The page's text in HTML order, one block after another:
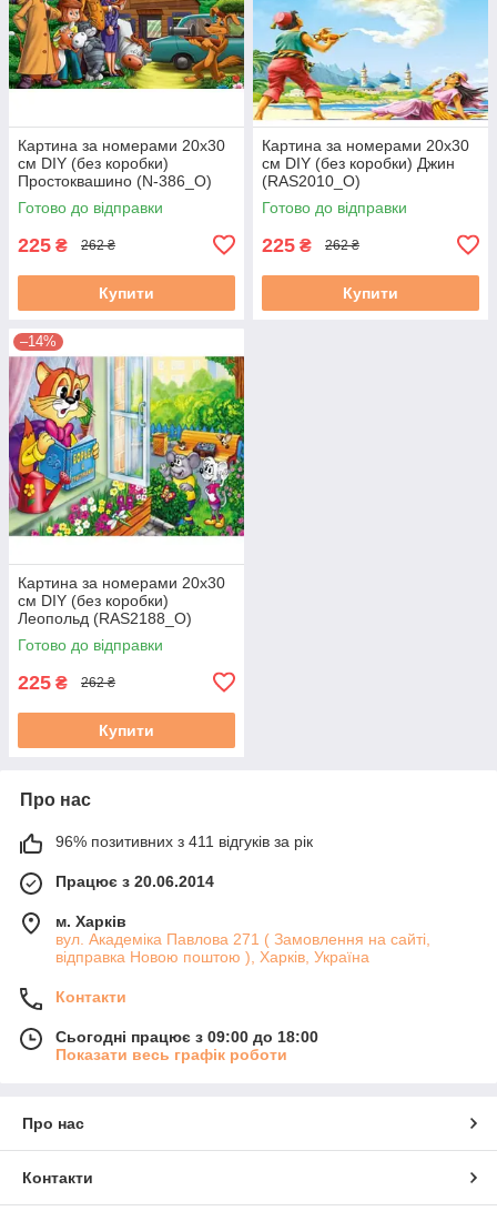
Картина за номерами 20х30
см DIY (без коробки)
Простоквашино (N-386_O)
Готово до відправки
225 ₴ 262 ₴
Купити
Картина за номерами 20х30
см DIY (без коробки) Джин
(RAS2010_O)
Готово до відправки
225 ₴ 262 ₴
Купити
–14%
Картина за номерами 20х30
см DIY (без коробки)
Леопольд (RAS2188_O)
Готово до відправки
225 ₴ 262 ₴
Купити
Про нас
96% позитивних з 411 відгуків за рік
Працює з 20.06.2014
м. Харків
вул. Академіка Павлова 271 ( Замовлення на сайті,
відправка Новою поштою ), Харків, Україна
Контакти
Сьогодні працює з 09:00 до 18:00
Показати весь графік роботи
Про нас
Контакти